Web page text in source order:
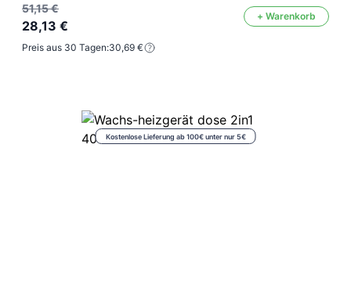
51,15 €
28,13 €
+ Warenkorb
Preis aus 30 Tagen:30,69 €
Kostenlose Lieferung ab 100€ unter nur 5€